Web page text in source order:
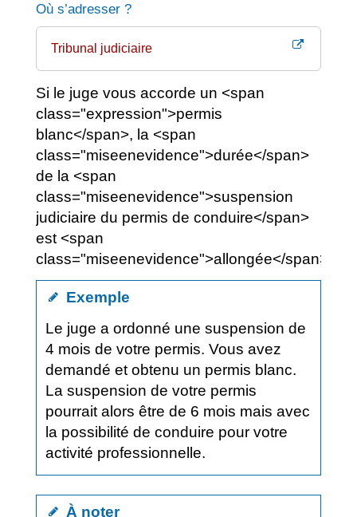
Où s’adresser ?
Tribunal judiciaire
Si le juge vous accorde un <span
class="expression">permis
blanc</span>, la <span
class="miseenevidence">durée</span>
de la <span
class="miseenevidence">suspension
judiciaire du permis de conduire</span>
est <span
class="miseenevidence">allongée</span>.
Exemple
Le juge a ordonné une suspension de
4 mois de votre permis. Vous avez
demandé et obtenu un permis blanc.
La suspension de votre permis
pourrait alors être de 6 mois mais avec
la possibilité de conduire pour votre
activité professionnelle.
À noter